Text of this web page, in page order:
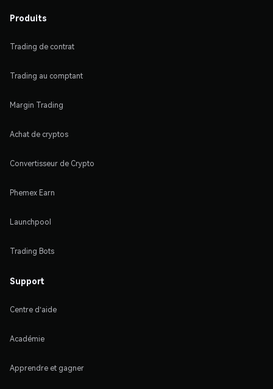
Produits
Trading de contrat
Trading au comptant
Margin Trading
Achat de cryptos
Convertisseur de Crypto
Phemex Earn
Launchpool
Trading Bots
Support
Centre d'aide
Académie
Apprendre et gagner